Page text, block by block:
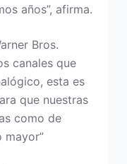
años”, afirma.
Bros.
canales que
esta es
que nuestras
como de
mayor”